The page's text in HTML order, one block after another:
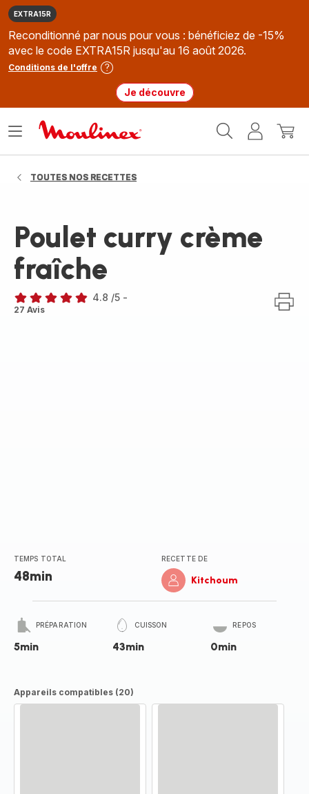
EXTRA15R
Reconditionné par nous pour vous : bénéficiez de -15%
avec le code EXTRA15R jusqu'au 16 août 2026.
Conditions de l'offre
Je découvre
MonMon
Ouvrir
TOUTES NOS RECETTES
Poulet curry crème
fraîche
ratings.4.8
4.8 /5 -
27 Avis
TEMPS TOTAL
48min
RECETTE DE
Kitchoum
PRÉPARATION
5min
CUISSON
43min
REPOS
0min
Appareils compatibles (20)